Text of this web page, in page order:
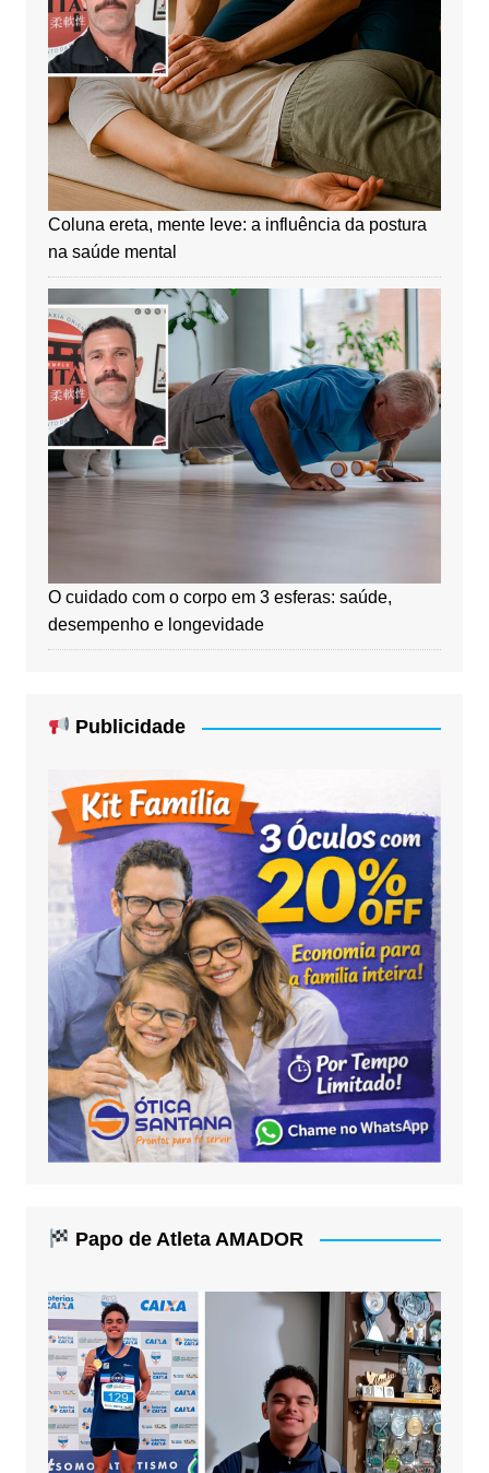
Coluna ereta, mente leve: a influência da postura
na saúde mental
O cuidado com o corpo em 3 esferas: saúde,
desempenho e longevidade
Publicidade
Papo de Atleta AMADOR